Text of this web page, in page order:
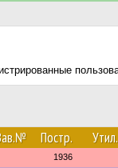
Постр. Утил.
1936